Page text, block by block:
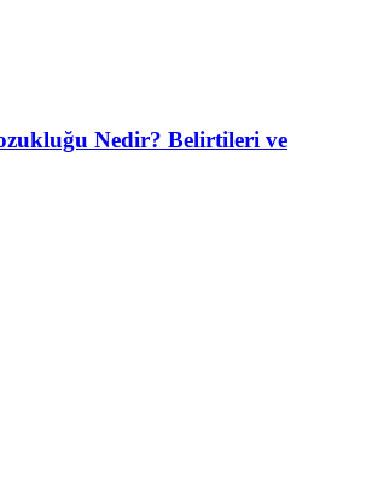
Nedir? Belirtileri ve